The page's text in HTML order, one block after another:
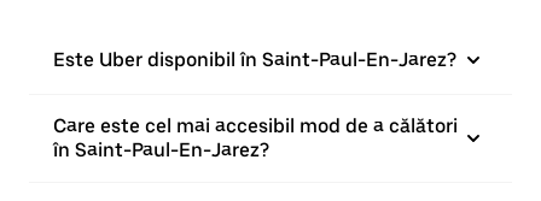
Este Uber disponibil în Saint-Paul-En-Jarez?
Care este cel mai accesibil mod de a călători
în Saint-Paul-En-Jarez?